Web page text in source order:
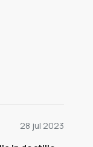
28 jul 2023